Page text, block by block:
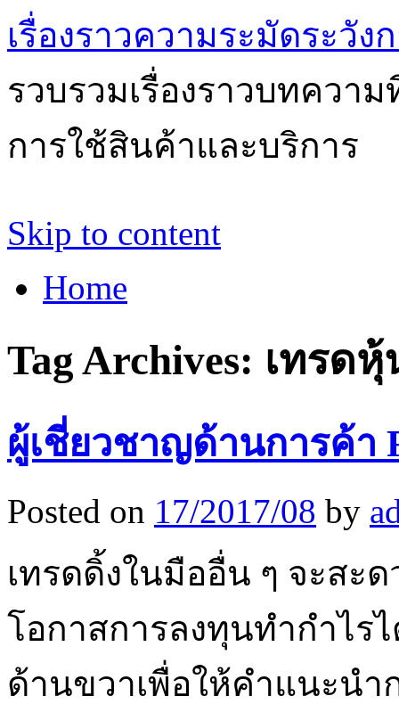
เรื่องราวความระมัดระวัง
รวบรวมเรื่องราวบทควา
การใช้สินค้าและบริการ
Skip to content
Home
Tag Archives: เทรดหุ้
ผู้เชี่ยวชาญด้านการค้า
Posted on 17/2017/08 by
เทรดดิ้งในมืออื่น ๆ จะสะ
โอกาสการลงทุนทำกำไร
ด้านขวาเพื่อให้คำแนะน